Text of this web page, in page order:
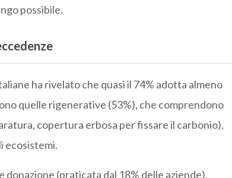
possibile.
ha rivelato che quasi il 74% adotta almeno
quelle rigenerative (53%), che comprendono
copertura erbosa per fissare il carbonio),
ecosistemi.
(praticata dal 18% delle aziende),